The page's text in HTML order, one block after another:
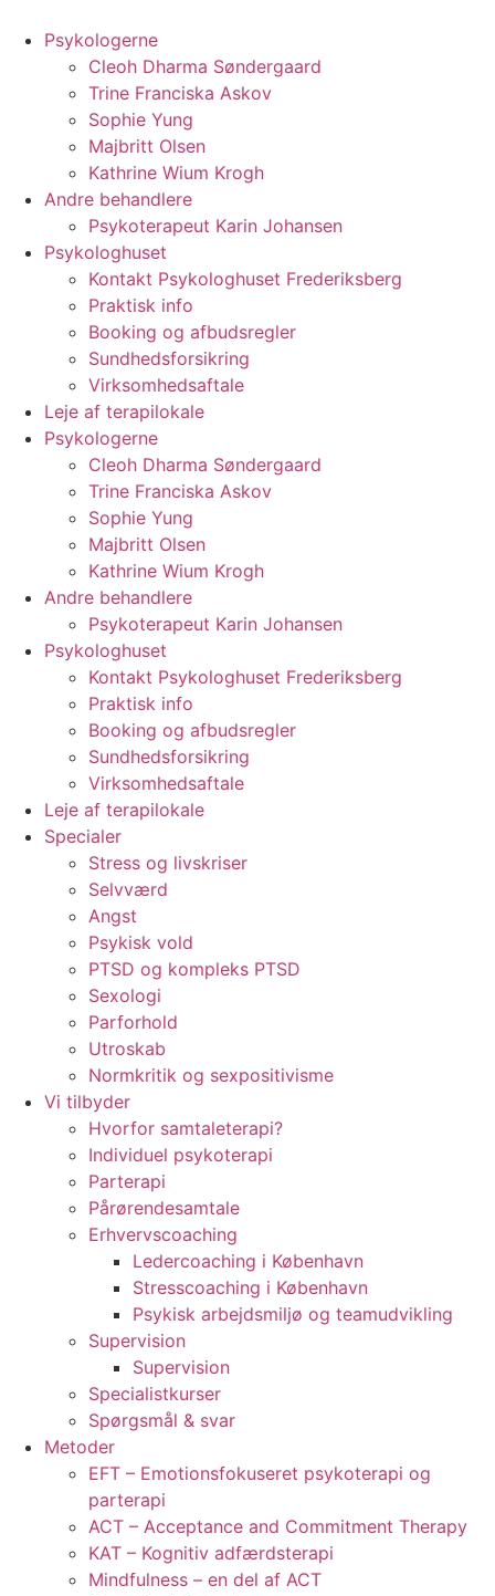
Psykologerne
Cleoh Dharma Søndergaard
Trine Franciska Askov
Sophie Yung
Majbritt Olsen
Kathrine Wium Krogh
Andre behandlere
Psykoterapeut Karin Johansen
Psykologhuset
Kontakt Psykologhuset Frederiksberg
Praktisk info
Booking og afbudsregler
Sundhedsforsikring
Virksomhedsaftale
Leje af terapilokale
Psykologerne
Cleoh Dharma Søndergaard
Trine Franciska Askov
Sophie Yung
Majbritt Olsen
Kathrine Wium Krogh
Andre behandlere
Psykoterapeut Karin Johansen
Psykologhuset
Kontakt Psykologhuset Frederiksberg
Praktisk info
Booking og afbudsregler
Sundhedsforsikring
Virksomhedsaftale
Leje af terapilokale
Specialer
Stress og livskriser
Selvværd
Angst
Psykisk vold
PTSD og kompleks PTSD
Sexologi
Parforhold
Utroskab
Normkritik og sexpositivisme
Vi tilbyder
Hvorfor samtaleterapi?
Individuel psykoterapi
Parterapi
Pårørendesamtale
Erhvervscoaching
Ledercoaching i København
Stresscoaching i København
Psykisk arbejdsmiljø og teamudvikling
Supervision
Supervision
Specialistkurser
Spørgsmål & svar
Metoder
EFT – Emotionsfokuseret psykoterapi og
parterapi
ACT – Acceptance and Commitment Therapy
KAT – Kognitiv adfærdsterapi
Mindfulness – en del af ACT